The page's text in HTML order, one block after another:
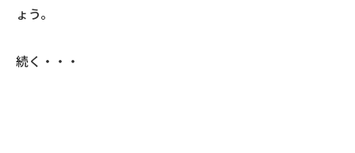
ょう。
続く・・・